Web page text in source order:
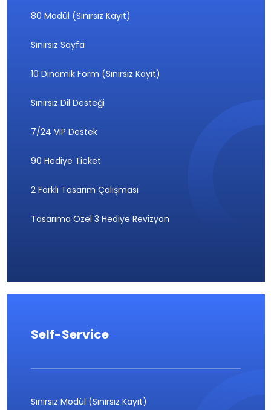
80 Modül (Sınırsız Kayıt)
Sınırsız Sayfa
10 Dinamik Form (Sınırsız Kayıt)
Sınırsız Dil Desteği
7/24 VIP Destek
90 Hediye Ticket
2 Farklı Tasarım Çalışması
Tasarıma Özel 3 Hediye Revizyon
Self-Service
Sınırsız Modül (Sınırsız Kayıt)